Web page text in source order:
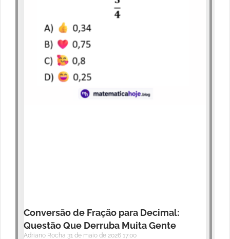
Conversão de Fração para Decimal:
Questão Que Derruba Muita Gente
Adriano Rocha 31 de maio de 2026 17:00